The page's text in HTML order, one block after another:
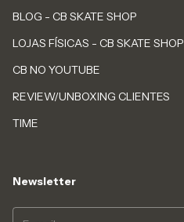
BLOG - CB SKATE SHOP
LOJAS FÍSICAS - CB SKATE SHOP
CB NO YOUTUBE
REVIEW/UNBOXING CLIENTES
TIME
Newsletter